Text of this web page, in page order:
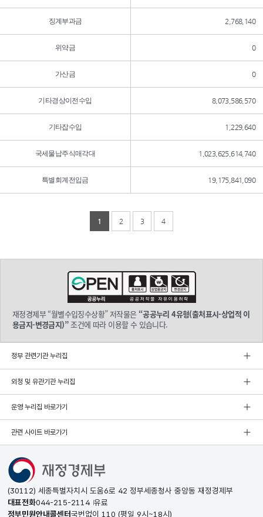
징계부과금 2,768,140
위약금 0
가산금 0
기타경상이전수입 8,073,586,570
기타잡수입 1,229,640
국세물납주식매각대 1,023,625,614,740
특별회계전입금 19,175,841,090
1 2 3 4
재정경제부 “월별수입징수상황” 저작물은 “공공누리 4유형(출처표시-상업적 이
용금지-변경금지)”조건에 따라 이용할 수 있습니다.
정부 관련기관 누리집
외청 및 유관기관 누리집
운영 누리집 바로가기
관련 사이트 바로가기
(30112) 세종특별자치시 도움6로 42 정부세종청사 중앙동 재정경제부
대표전화044-215-2114 유료
정부민원안내콜센터국번없이 110 (평일 9시~18시)